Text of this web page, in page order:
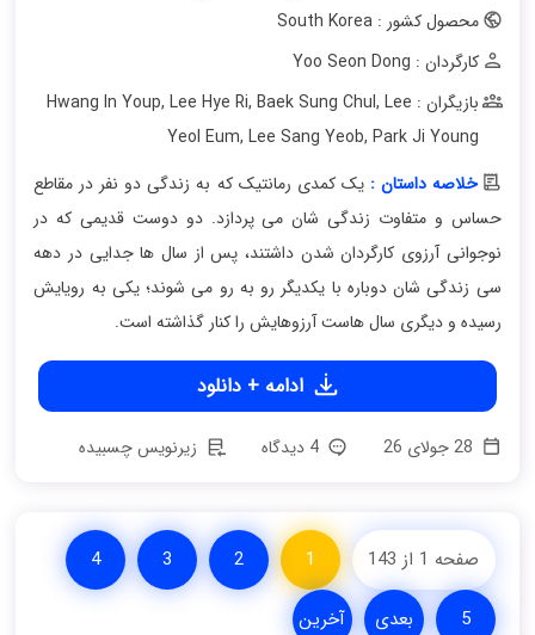
محصول کشور : South Korea
کارگردان : Yoo Seon Dong
بازیگران : Hwang In Youp
, Lee Hye Ri, Baek Sung Chul, Lee
Yeol Eum, Lee Sang Yeob, Park Ji Young
خلاصه داستان :یک کمدی رمانتیک که به زندگی دو نفر در مقاطع
حساس و متفاوت زندگی شان می پردازد. دو دوست قدیمی که در
نوجوانی آرزوی کارگردان شدن داشتند، پس از سال‌ ها جدایی در دهه
سی زندگی‌ شان دوباره با یکدیگر رو به رو می شوند؛ یکی به رویایش
رسیده و دیگری سال‌ هاست آرزوهایش را کنار گذاشته است.
ادامه + دانلود
4 دیدگاه زیرنویس چسبیده
صفحه 1 از 143 1
2
3
4
5 بعدی آخرین